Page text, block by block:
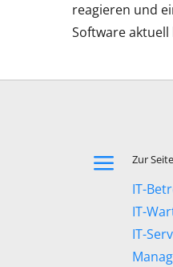
reagieren und
Software aktuell
a Zur
IT-
IT-
IT-